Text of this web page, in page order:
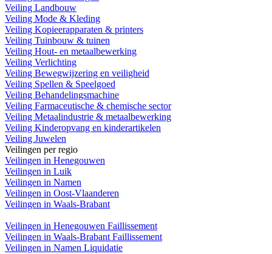
Veiling Landbouw
Veiling Mode & Kleding
Veiling Kopieerapparaten & printers
Veiling Tuinbouw & tuinen
Veiling Hout- en metaalbewerking
Veiling Verlichting
Veiling Bewegwijzering en veiligheid
Veiling Spellen & Speelgoed
Veiling Behandelingsmachine
Veiling Farmaceutische & chemische sector
Veiling Metaalindustrie & metaalbewerking
Veiling Kinderopvang en kinderartikelen
Veiling Juwelen
Veilingen per regio
Veilingen in Henegouwen
Veilingen in Luik
Veilingen in Namen
Veilingen in Oost-Vlaanderen
Veilingen in Waals-Brabant
Veilingen in Henegouwen Faillissement
Veilingen in Waals-Brabant Faillissement
Veilingen in Namen Liquidatie